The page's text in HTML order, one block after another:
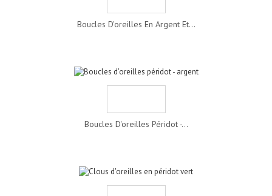
Boucles D'oreilles En Argent Et...
Boucles D'oreilles Péridot -...